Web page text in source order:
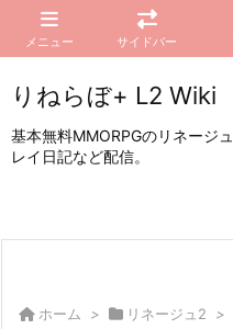
メニュー サイドバー
りねらぼ+ L2 Wiki
基本無料MMORPGのリネージ
レイ日記など配信。
ホーム > リネージュ2 >